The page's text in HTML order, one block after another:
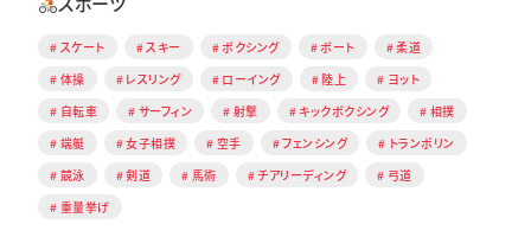
スケート スキー ボクシング ボート
柔道
体操
レスリング ローイング 陸上
ヨット
自転車
サーフィン 射撃 キックボクシング
相撲
端艇
女子相撲 空手 フェンシング
トランポリン
競泳
剣道 馬術 チアリーディング
弓道
重量挙げ